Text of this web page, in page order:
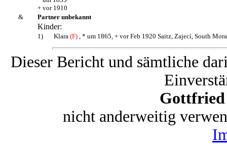
+ vor 1910
&
Partner unbekannt
Kinder:
1) Klara (F) , * um 1865, + vor Feb 1920 Saitz, Zajecí, South
Dieser Bericht und sämtliche
Gottfried
nicht anderweitig